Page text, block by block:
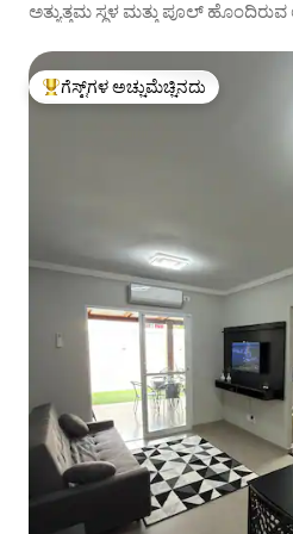
ಅತ್ಯುತ್ತಮ ಸ್ಥಳ ಮತ್ತು ಪೂಲ್
ಗೆಸ್ಟ್‌ಗಳಿಗೆ ಅತಿ ಹೆಚ್ಚು ಅಚ್ಚುಮೆಚ್ಚಿನದು
ಗೆಸ್ಟ್‌ಗಳ ಅಚ್ಚುಮೆಚ್ಚಿನದು